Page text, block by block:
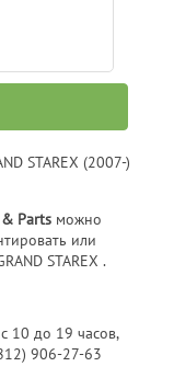
STAREX (2007-)
Parts можно
или
STAREX .
10 до 19 часов,
906-27-63